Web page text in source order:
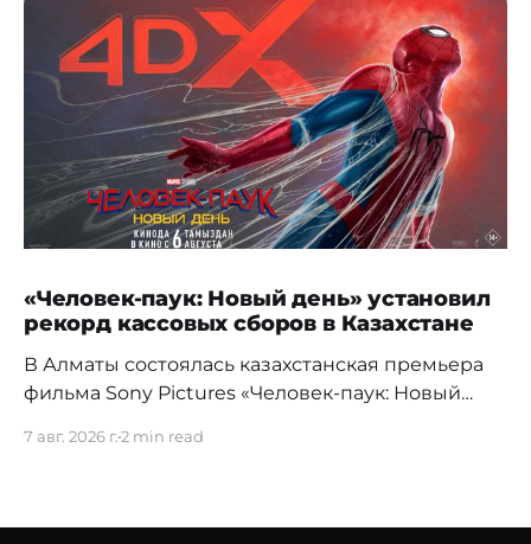
«Человек-паук: Новый день» установил
рекорд кассовых сборов в Казахстане
В Алматы состоялась казахстанская премьера
фильма Sony Pictures «Человек-паук: Новый
7 авг. 2026 г.2 min read